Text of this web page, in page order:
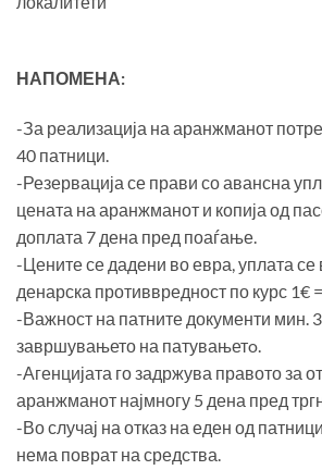
НАПОМЕНА:
-За реализација на аранжманот
40 патници.
-Резервација се прави со авансна
цената на аранжманот и копија од
доплата 7 дена пред поаѓање.
-Цените се дадени во евра, уплата
денарска противвредност по курс 1€
-Важност на патните документи мин.
завршувањето на патувањетo.
-Агенцијата го задржува правото за
аранжманот најмногу 5 дена пред
-Во случај на отказ на еден од
нема поврат на средства.